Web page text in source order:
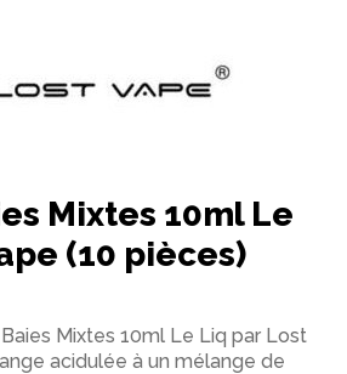
Mixtes 10ml Le
(10 pièces)
Mixtes 10ml Le Liq par Lost
acidulée à un mélange de